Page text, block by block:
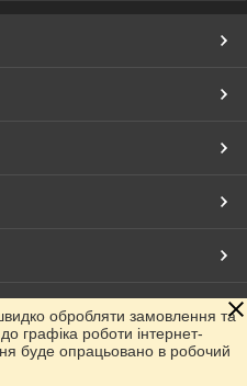
Prom.ua
обробляти замовлення та
графіка роботи інтернет-
буде опрацьовано в робочий